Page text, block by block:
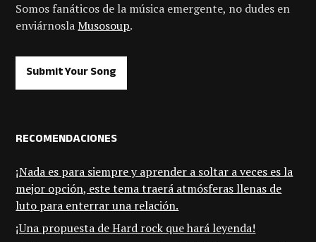
Somos fanáticos de la música emergente, no dudes en
enviárnoslaMusosoup.
Submit Your Song
RECOMENDACIONES
¡Nada es para siempre y aprender a soltar a veces es la
mejor opción, este tema traerá atmósferas llenas de
luto para enterrar una relación.
¡Una propuesta de Hard rock que hará leyenda!